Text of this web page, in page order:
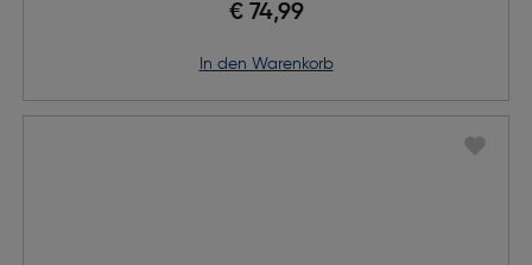
€ 74,99
in den Warenkorb